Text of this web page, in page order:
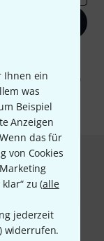
Ihnen ein
was
Beispiel
Anzeigen
das für
von Cookies
zu (alle
jederzeit
widerrufen.
Erhalt von E-Mail-
zu. Die
finden Sie in
.